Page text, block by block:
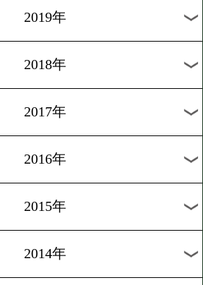
2025年
2024年
2023年
2022年
2021年